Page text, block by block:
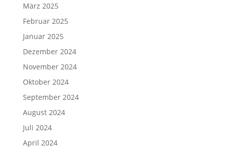
März 2025
Februar 2025
Januar 2025
Dezember 2024
November 2024
Oktober 2024
September 2024
August 2024
Juli 2024
April 2024